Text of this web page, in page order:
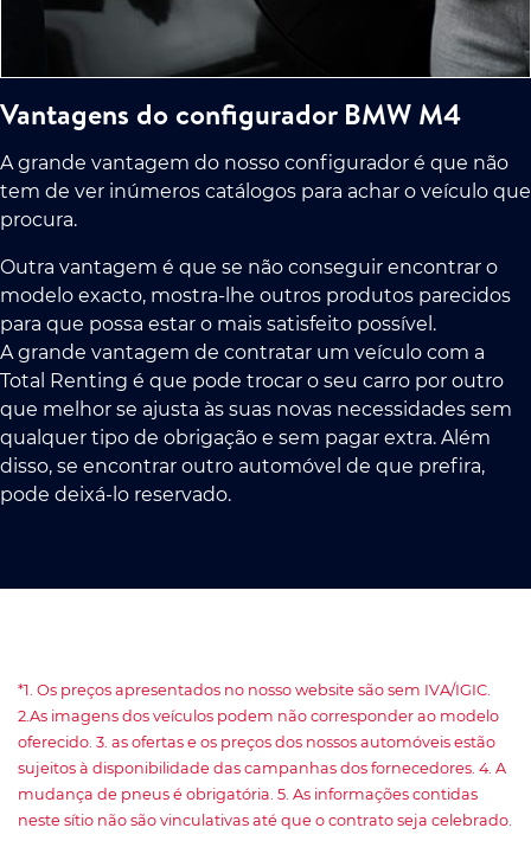
Vantagens do configurador BMW M4
A grande vantagem do nosso configurador é que não
tem de ver inúmeros catálogos para achar o veículo que
procura.
Outra vantagem é que se não conseguir encontrar o
modelo exacto, mostra-lhe outros produtos parecidos
para que possa estar o mais satisfeito possível.
A grande vantagem de contratar um veículo com a
Total Renting é que pode trocar o seu carro por outro
que melhor se ajusta às suas novas necessidades sem
qualquer tipo de obrigação e sem pagar extra. Além
disso, se encontrar outro automóvel de que prefira,
pode deixá-lo reservado.
*1. Os preços apresentados no nosso website são sem IVA/IGIC.
2.As imagens dos veículos podem não corresponder ao modelo
oferecido. 3. as ofertas e os preços dos nossos automóveis estão
sujeitos à disponibilidade das campanhas dos fornecedores. 4. A
mudança de pneus é obrigatória. 5. As informações contidas
neste sítio não são vinculativas até que o contrato seja celebrado.